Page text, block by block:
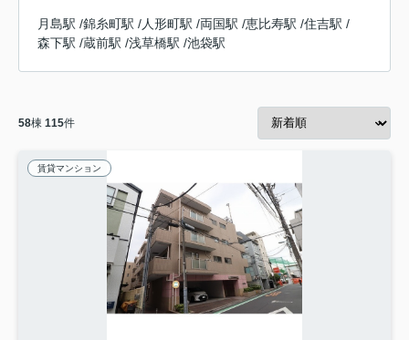
月島駅 /錦糸町駅 /人形町駅 /両国駅 /恵比寿駅 /住吉駅 /
森下駅 /蔵前駅 /浅草橋駅 /池袋駅
58棟 115件
賃貸マンション